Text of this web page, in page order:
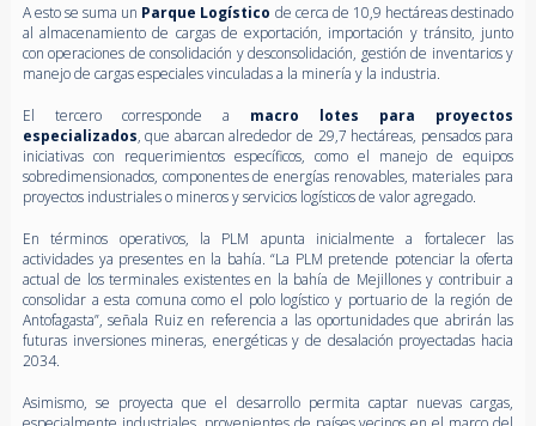
A esto se suma un Parque Logístico de cerca de 10,9 hectáreas destinado
al almacenamiento de cargas de exportación, importación y tránsito, junto
con operaciones de consolidación y desconsolidación, gestión de inventarios y
manejo de cargas especiales vinculadas a la minería y la industria.
El tercero corresponde a macro lotes para proyectos
especializados, que abarcan alrededor de 29,7 hectáreas, pensados para
iniciativas con requerimientos específicos, como el manejo de equipos
sobredimensionados, componentes de energías renovables, materiales para
proyectos industriales o mineros y servicios logísticos de valor agregado.
En términos operativos, la PLM apunta inicialmente a fortalecer las
actividades ya presentes en la bahía. “La PLM pretende potenciar la oferta
actual de los terminales existentes en la bahía de Mejillones y contribuir a
consolidar a esta comuna como el polo logístico y portuario de la región de
Antofagasta”, señala Ruiz en referencia a las oportunidades que abrirán las
futuras inversiones mineras, energéticas y de desalación proyectadas hacia
2034.
Asimismo, se proyecta que el desarrollo permita captar nuevas cargas,